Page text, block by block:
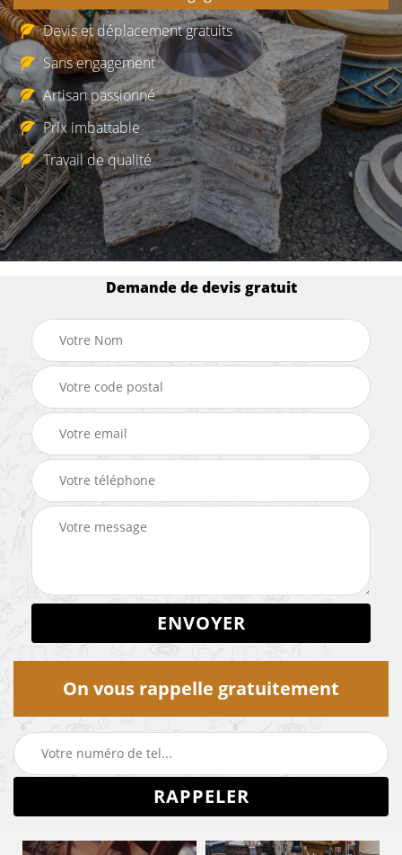
Devis et déplacement gratuits
Sans engagement
Artisan passionné
Prix imbattable
Travail de qualité
Demande de devis gratuit
On vous rappelle gratuitement